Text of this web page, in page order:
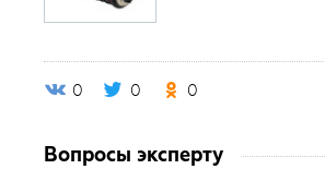
0 0 0
Вопросы эксперту